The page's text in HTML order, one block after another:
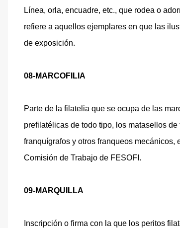
Línea, orla, encuadre, etc., que rodea o
refiere a aquellos ejemplares en que las
de exposición.
08-MARCOFILIA
Parte de la filatelia que se ocupa de las
prefilatélicas de todo tipo, los matasellos
franquígrafos y otros franqueos
Comisión de Trabajo de FESOFI.
09-MARQUILLA
Inscripción o firma con la que los peritos